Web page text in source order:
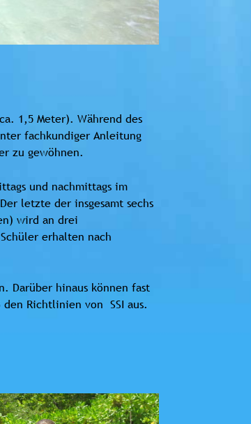
1,5 Meter). Während des
fachkundiger Anleitung
zu gewöhnen.
und nachmittags im
letzte der insgesamt sechs
wird an drei
erhalten nach
Darüber hinaus können fast
Richtlinien von SSI aus.